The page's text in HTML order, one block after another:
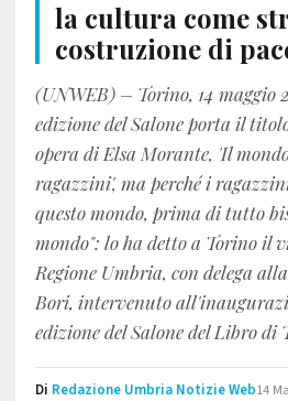
la cultura come
costruzione di
(UNWEB) – Torino, 14 maggio
edizione del Salone porta il
opera di Elsa Morante, 'Il
ragazzini', ma perché i
questo mondo, prima di tutto
mondo": lo ha detto a Torino il
Regione Umbria, con delega
Bori, intervenuto
edizione del Salone del Libro di
Di Redazione Umbria Notizie Web14